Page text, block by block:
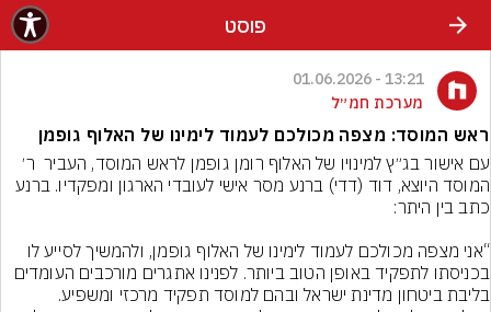
פוסט
13:21 - 01.06.2026
מערכת חמ״ל
ראש המוסד: מצפה מכולכם לעמוד לימינו של האלוף גופמן
עם אישור בג״ץ למינויו של האלוף רומן גופמן לראש המוסד, העביר  ר׳
המוסד היוצא, דוד (דדי) ברנע מסר אישי לעובדי הארגון ומפקדיו. ברנע